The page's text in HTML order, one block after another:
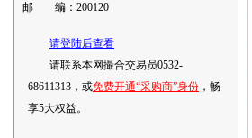
邮 编： 200120
请登陆后查看
请联系本网撮合交易员0532-
68611313，或免费开通“采购商”身份 ，畅
享5大权益。